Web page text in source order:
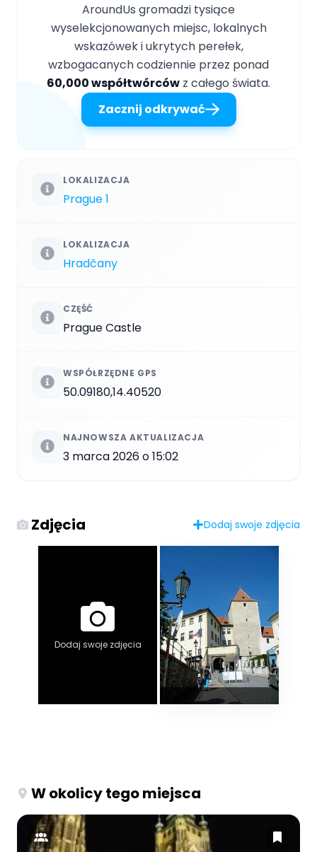
AroundUs gromadzi tysiące
wyselekcjonowanych miejsc, lokalnych
wskazówek i ukrytych perełek,
wzbogacanych codziennie przez ponad
60,000 współtwórców z całego świata.
Zacznij odkrywać
LOKALIZACJA
Prague 1
LOKALIZACJA
Hradčany
CZĘŚĆ
Prague Castle
WSPÓŁRZĘDNE GPS
50.09180,14.40520
NAJNOWSZA AKTUALIZACJA
3 marca 2026 o 15:02
Zdjęcia Dodaj swoje zdjęcia
Dodaj swoje zdjęcia
W okolicy tego miejsca